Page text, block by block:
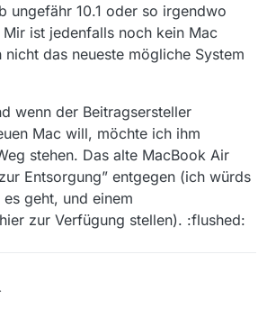
ungefähr 10.1 oder so irgendwo
ist jedenfalls noch kein Mac
das neueste mögliche System
wenn der Beitragsersteller
Mac will, möchte ich ihm
stehen. Das alte MacBook Air
Entsorgung” entgegen (ich würds
geht, und einem
zur Verfügung stellen). :flushed: